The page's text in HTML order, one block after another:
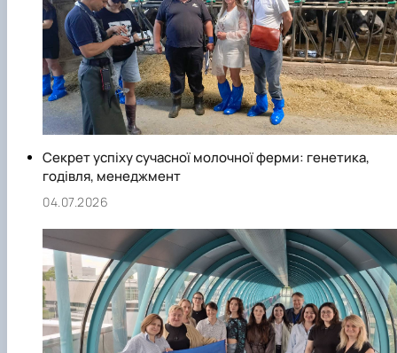
Секрет успіху сучасної молочної ферми: генетика,
годівля, менеджмент
04.07.2026